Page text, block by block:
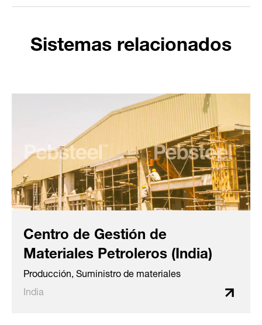
Sistemas relacionados
Centro de Gestión de
Materiales Petroleros (India)
Producción, Suministro de materiales
India